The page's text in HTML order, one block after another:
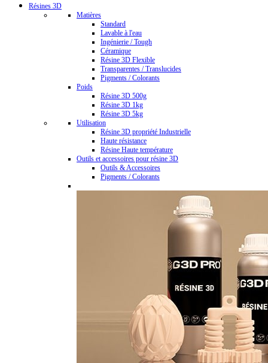
Résines 3D
Matières
Standard
Lavable à l'eau
Ingénierie / Tough
Céramique
Résine 3D Flexible
Transparentes / Translucides
Pigments / Colorants
Poids
Résine 3D 500g
Résine 3D 1kg
Résine 3D 5kg
Utilisation
Résine 3D propriété Industrielle
Haute résistance
Résine Haute température
Outils et accessoires pour résine 3D
Outils & Accessoires
Pigments / Colorants